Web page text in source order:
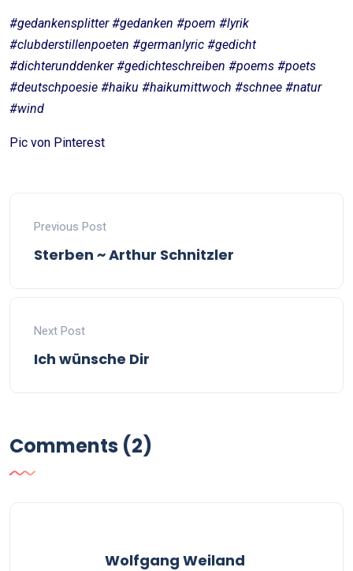
#gedankensplitter #gedanken #poem #lyrik
#clubderstillenpoeten #germanlyric #gedicht
#dichterunddenker #gedichteschreiben #poems #poets
#deutschpoesie #haiku #haikumittwoch #schnee #natur
#wind
Pic von Pinterest
Previous Post
Sterben ~ Arthur Schnitzler
Next Post
Ich wünsche Dir
Comments (2)
Wolfgang Weiland